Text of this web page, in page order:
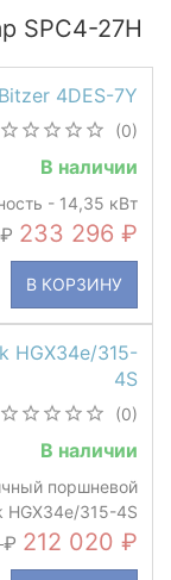
SPC4-27H
4DES-7Y
(0)
В наличии
- 14,35 кВт
233 296
В КОРЗИНУ
HGX34e/315-
4S
(0)
В наличии
поршневой
HGX34e/315-4S
212 020